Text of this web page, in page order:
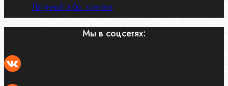
Латунный и бр. крепеж
Мы в соцсетях: